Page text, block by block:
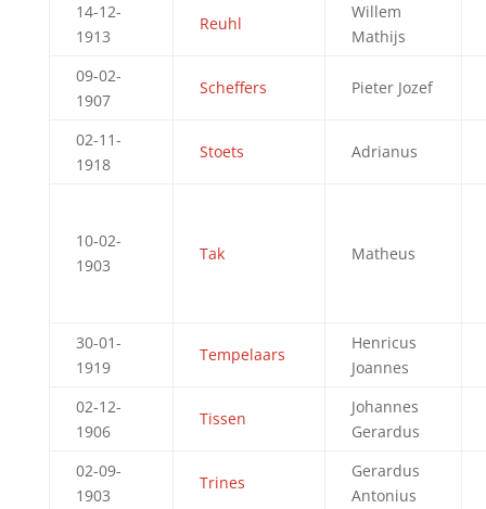
14-12-
1913
Reuhl
Willem
Mathijs
09-02-
1907
Scheffers Pieter Jozef
02-11-
1918
Stoets Adrianus
10-02-
1903
Tak Matheus
30-01-
1919
Tempelaars
Henricus
Joannes
02-12-
1906
Tissen
Johannes
Gerardus
02-09-
1903
Trines
Gerardus
Antonius